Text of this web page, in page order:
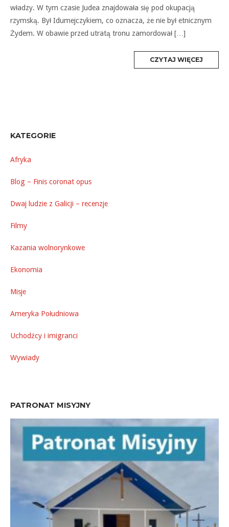
władzy. W tym czasie Judea znajdowała się pod okupacją
rzymską. Był Idumejczykiem, co oznacza, że nie był etnicznym
Żydem. W obawie przed utratą tronu zamordował […]
CZYTAJ WIĘCEJ
KATEGORIE
Afryka
Blog – Finis coronat opus
Dwaj ludzie z Galicji – recenzje
Filmy
Kazania wolnorynkowe
Ekonomia
Misje
Ameryka Południowa
Uchodźcy i imigranci
Wywiady
PATRONAT MISYJNY